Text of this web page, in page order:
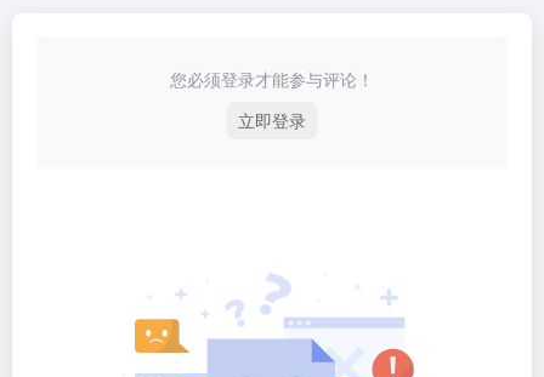
您必须登录才能参与评论！
立即登录